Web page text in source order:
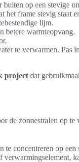
op een stevige
frame stevig staat
lijm.
betere warmteopvang.
te verwarmen. Pas
project dat
de zonnestralen op te
te concentreren op